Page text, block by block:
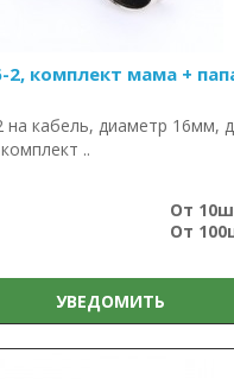
2, комплект мама +
на кабель, диаметр 16мм,
..
От
От
УВЕДОМИТЬ